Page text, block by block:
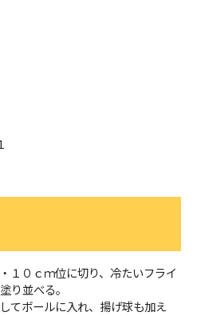
１０ｃｍ位に切り、冷たいフライ
り並べる。
てボールに入れ、揚げ球も加え